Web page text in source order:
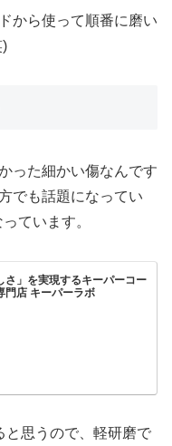
から使って順番に磨い
)
った細かい傷なんです
でも話題になってい
ています。
さ」を実現するキーパーコー
門店 キーパーラボ
と思うので、軽研磨で